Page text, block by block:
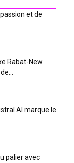
et de
Rabat-New
AI marque le
palier avec